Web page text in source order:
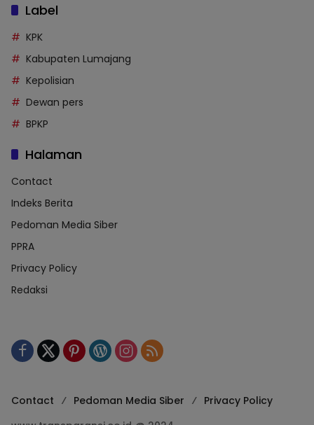
Label
KPK
Kabupaten Lumajang
Kepolisian
Dewan pers
BPKP
Halaman
Contact
Indeks Berita
Pedoman Media Siber
PPRA
Privacy Policy
Redaksi
Contact Pedoman Media Siber
Privacy Policy